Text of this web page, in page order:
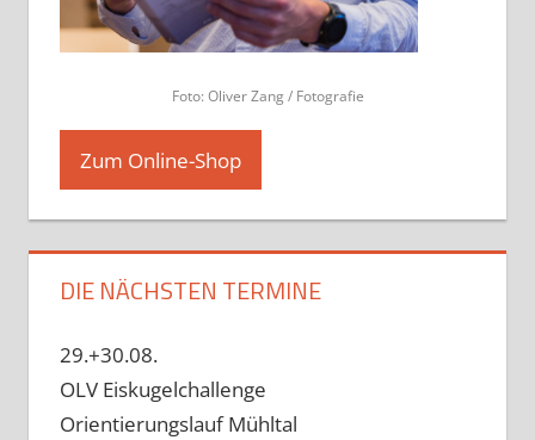
Foto: Oliver Zang / Fotografie
Zum Online-Shop
DIE NÄCHSTEN TERMINE
29.+30.08.
OLV Eiskugelchallenge
Orientierungslauf Mühltal